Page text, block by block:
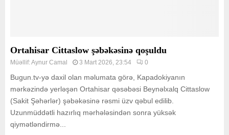
Ortahisar Cittaslow şəbəkəsinə qoşuldu
Müəllif:Aynur Camal 3 Mart 2026, 23:54 0
Bugun.tv-yə daxil olan məlumata görə, Kapadokiyanın
mərkəzində yerləşən Ortahisar qəsəbəsi Beynəlxalq Cittaslow
(Sakit Şəhərlər) şəbəkəsinə rəsmi üzv qəbul edilib.
Uzunmüddətli hazırlıq mərhələsindən sonra yüksək
qiymətləndirmə...